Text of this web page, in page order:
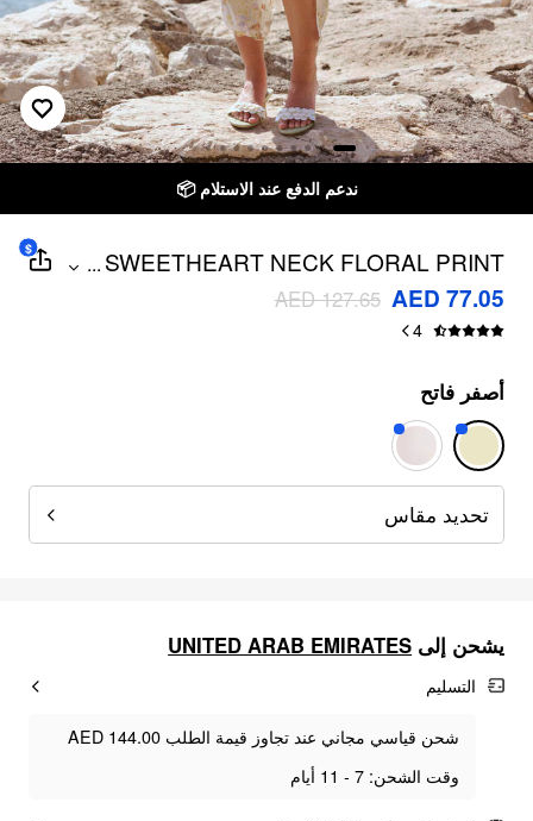
ندعم الدفع عند الاستلام 📦
SWEETHEART NECK FLORAL PRINT
HIGH STRETCH ONE PIECE SWIMSUIT
WITH SHEER WRAP SKIRT
...
AED 77.05
AED 127.65
4
$
أصفر فاتح
تحديد مقاس
يشحن إلى UNITED ARAB EMIRATES
التسليم
شحن قياسي مجاني عند تجاوز قيمة الطلب AED 144.00
وقت الشحن: 7 - 11 أيام